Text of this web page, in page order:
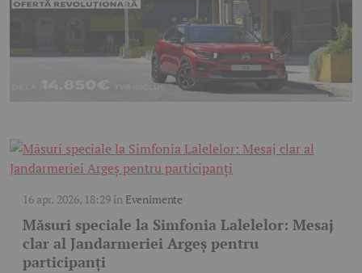
16 apr. 2026, 18:29în Evenimente
Măsuri speciale la Simfonia Lalelelor: Mesaj
clar al Jandarmeriei Argeș pentru
participanți